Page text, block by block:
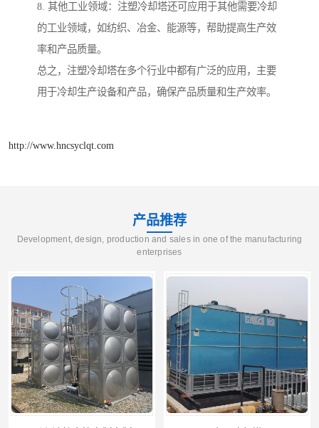
8. 其他工业领域：注塑冷却塔还可应用于其他需要冷却
的工业领域，如纺织、冶金、能源等，帮助提高生产效
率和产品质量。
总之，注塑冷却塔在多个行业中都有广泛的应用，主要
用于冷却生产设备和产品，确保产品质量和生产效率。
http://www.hncsyclqt.com
产品推荐
Development, design, production and sales in one of the manufacturing
enterprises